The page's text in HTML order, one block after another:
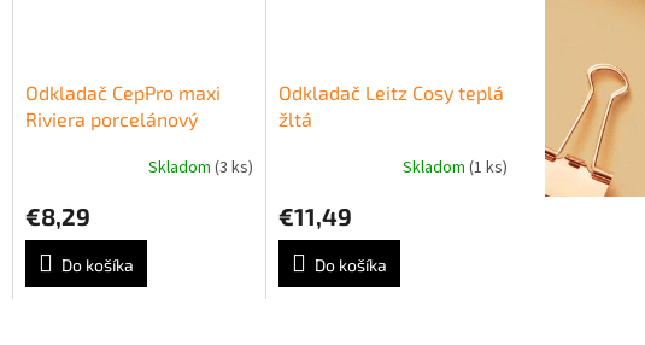
Odkladač CepPro maxi
Riviera porcelánový
Skladom(3 ks)
€8,29
Do košíka
Odkladač Leitz Cosy teplá
žltá
Skladom (1 ks)
€11,49
Do košíka